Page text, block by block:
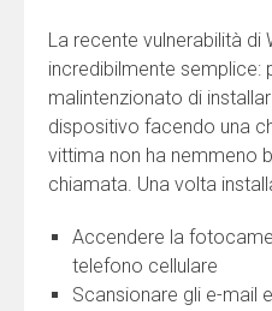
La recente vulnerabilità di
incredibilmente semplice:
malintenzionato di
dispositivo facendo una
vittima non ha nemmeno
chiamata. Una volta
Accendere la
telefono cellulare
Scansionare gli e-mail